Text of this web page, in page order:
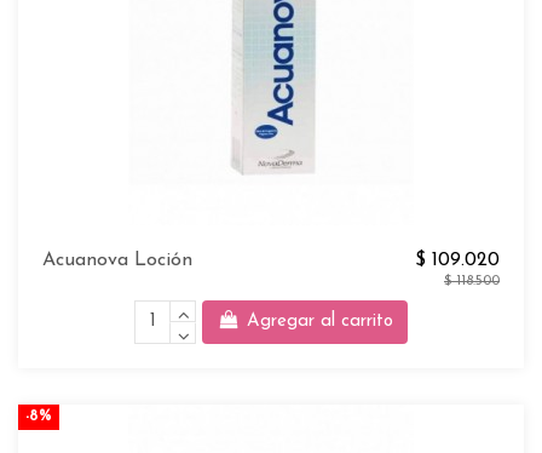
Acuanova Loción $ 109.020
$ 118.500
Agregar al carrito
-8%